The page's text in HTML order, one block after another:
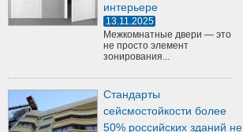
интерьере
13.11.2025
Межкомнатные двери — это
не просто элемент
зонирования...
Стандарты
сейсмостойкости более
50% российских зданий не